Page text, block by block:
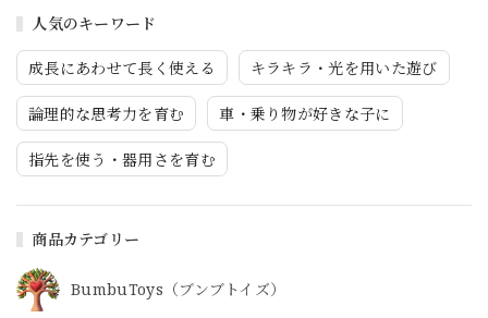
人気のキーワード
成長にあわせて長く使える キラキラ・光を用いた遊び
論理的な思考力を育む 車・乗り物が好きな子に
指先を使う・器用さを育む
商品カテゴリー
BumbuToys（ブンブトイズ）